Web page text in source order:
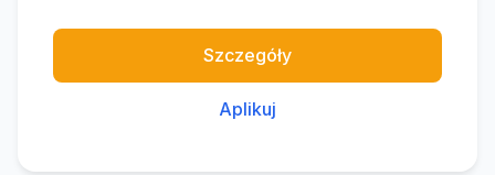
Szczegóły
Aplikuj